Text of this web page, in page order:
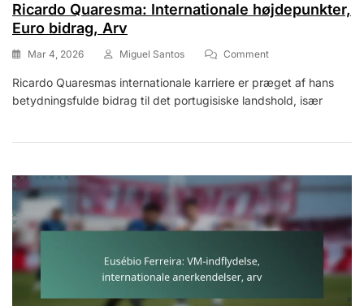
Ricardo Quaresma: Internationale højdepunkter,
Euro bidrag, Arv
Mar 4, 2026 Miguel Santos CommentOn
Quaresma:
Internationale
Bidrag,
Ricardo Quaresmas internationale karriere er præget af hans
betydningsfulde bidrag til det portugisiske landshold, især